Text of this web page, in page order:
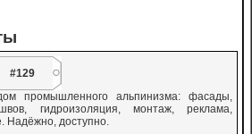
#129
промышленного альпинизма: фасады,
гидроизоляция, монтаж, реклама,
Надёжно, доступно.